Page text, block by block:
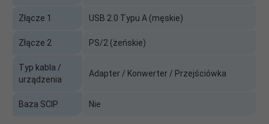
Złącze 1 USB 2.0 Typu A (męskie)
Złącze 2 PS/2 (żeńskie)
Typ kabla /
urządzenia
Adapter / Konwerter / Przejściówka
Baza SCIP Nie